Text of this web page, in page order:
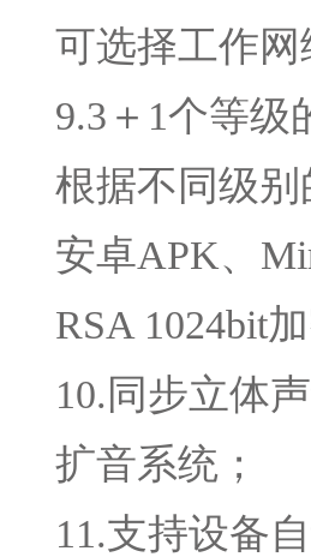
可选择工作
9.3＋1个等级
根据不同级
安卓APK、
RSA 1024bit
10.同步立体
扩音系统；
11.支持设备